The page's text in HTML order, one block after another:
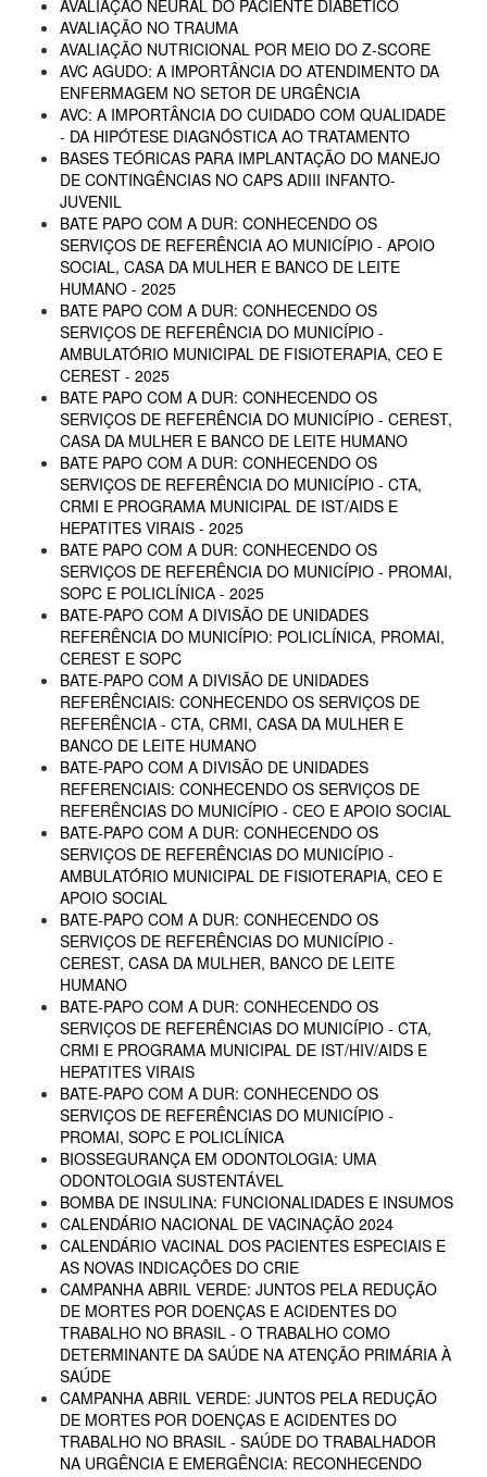
AVALIAÇÃO NEURAL DO PACIENTE DIABÉTICO
AVALIAÇÃO NO TRAUMA
AVALIAÇÃO NUTRICIONAL POR MEIO DO Z-SCORE
AVC AGUDO: A IMPORTÂNCIA DO ATENDIMENTO DA
ENFERMAGEM NO SETOR DE URGÊNCIA
AVC: A IMPORTÂNCIA DO CUIDADO COM QUALIDADE
- DA HIPÓTESE DIAGNÓSTICA AO TRATAMENTO
BASES TEÓRICAS PARA IMPLANTAÇÃO DO MANEJO
DE CONTINGÊNCIAS NO CAPS ADIII INFANTO-
JUVENIL
BATE PAPO COM A DUR: CONHECENDO OS
SERVIÇOS DE REFERÊNCIA AO MUNICÍPIO - APOIO
SOCIAL, CASA DA MULHER E BANCO DE LEITE
HUMANO - 2025
BATE PAPO COM A DUR: CONHECENDO OS
SERVIÇOS DE REFERÊNCIA DO MUNICÍPIO -
AMBULATÓRIO MUNICIPAL DE FISIOTERAPIA, CEO E
CEREST - 2025
BATE PAPO COM A DUR: CONHECENDO OS
SERVIÇOS DE REFERÊNCIA DO MUNICÍPIO - CEREST,
CASA DA MULHER E BANCO DE LEITE HUMANO
BATE PAPO COM A DUR: CONHECENDO OS
SERVIÇOS DE REFERÊNCIA DO MUNICÍPIO - CTA,
CRMI E PROGRAMA MUNICIPAL DE IST/AIDS E
HEPATITES VIRAIS - 2025
BATE PAPO COM A DUR: CONHECENDO OS
SERVIÇOS DE REFERÊNCIA DO MUNICÍPIO - PROMAI,
SOPC E POLICLÍNICA - 2025
BATE-PAPO COM A DIVISÃO DE UNIDADES
REFERÊNCIA DO MUNICÍPIO: POLICLÍNICA, PROMAI,
CEREST E SOPC
BATE-PAPO COM A DIVISÃO DE UNIDADES
REFERÊNCIAIS: CONHECENDO OS SERVIÇOS DE
REFERÊNCIA - CTA, CRMI, CASA DA MULHER E
BANCO DE LEITE HUMANO
BATE-PAPO COM A DIVISÃO DE UNIDADES
REFERENCIAIS: CONHECENDO OS SERVIÇOS DE
REFERÊNCIAS DO MUNICÍPIO - CEO E APOIO SOCIAL
BATE-PAPO COM A DUR: CONHECENDO OS
SERVIÇOS DE REFERÊNCIAS DO MUNICÍPIO -
AMBULATÓRIO MUNICIPAL DE FISIOTERAPIA, CEO E
APOIO SOCIAL
BATE-PAPO COM A DUR: CONHECENDO OS
SERVIÇOS DE REFERÊNCIAS DO MUNICÍPIO -
CEREST, CASA DA MULHER, BANCO DE LEITE
HUMANO
BATE-PAPO COM A DUR: CONHECENDO OS
SERVIÇOS DE REFERÊNCIAS DO MUNICÍPIO - CTA,
CRMI E PROGRAMA MUNICIPAL DE IST/HIV/AIDS E
HEPATITES VIRAIS
BATE-PAPO COM A DUR: CONHECENDO OS
SERVIÇOS DE REFERÊNCIAS DO MUNICÍPIO -
PROMAI, SOPC E POLICLÍNICA
BIOSSEGURANÇA EM ODONTOLOGIA: UMA
ODONTOLOGIA SUSTENTÁVEL
BOMBA DE INSULINA: FUNCIONALIDADES E INSUMOS
CALENDÁRIO NACIONAL DE VACINAÇÃO 2024
CALENDÁRIO VACINAL DOS PACIENTES ESPECIAIS E
AS NOVAS INDICAÇÕES DO CRIE
CAMPANHA ABRIL VERDE: JUNTOS PELA REDUÇÃO
DE MORTES POR DOENÇAS E ACIDENTES DO
TRABALHO NO BRASIL - O TRABALHO COMO
DETERMINANTE DA SAÚDE NA ATENÇÃO PRIMÁRIA À
SAÚDE
CAMPANHA ABRIL VERDE: JUNTOS PELA REDUÇÃO
DE MORTES POR DOENÇAS E ACIDENTES DO
TRABALHO NO BRASIL - SAÚDE DO TRABALHADOR
NA URGÊNCIA E EMERGÊNCIA: RECONHECENDO